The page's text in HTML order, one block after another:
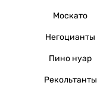
Москато
Негоцианты
Пино нуар
Рекольтанты